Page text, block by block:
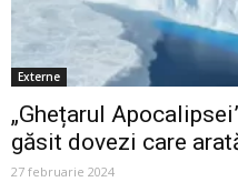
Externe
„Ghețarul
găsit dovezi care
27 februarie 2024